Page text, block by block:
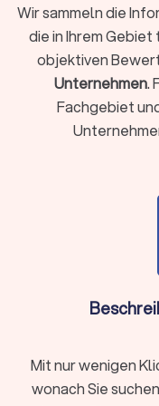
einkalkulieren.
Spezialfälle wie eine
Dachbodenräumung
Haushaltsauflösung
Anbieter stellen auch
hierfür beginnen bei ca.
Entsorgungsaufwand.
Wann braucht
einem Todesfall, beim
einfach, um Platz zu
Entrümpelungsfirmen
vom Sortieren und
Wir sammeln die
die in Ihrem
objektiven
Unternehmen.
Fachgebiet
Mit nur wenigen
wonach Sie